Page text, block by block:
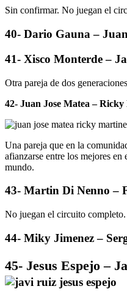
Sin confirmar. No juegan el
40- Dario Gauna –
41- Xisco Monterde –
Otra pareja de dos
42- Juan Jose Matea –
Una pareja que en la
afianzarse entre los mejores
mundo.
43- Martin Di Nenno –
No juegan el circuito completo.
44- Miky Jimenez –
45- Jesus Espejo –